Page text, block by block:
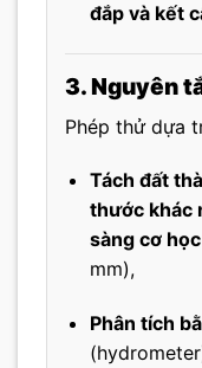
đắp và kết
3. Nguyên
Phép thử dựa
Tách đất
thước khác
sàng cơ học
mm),
Phân tích